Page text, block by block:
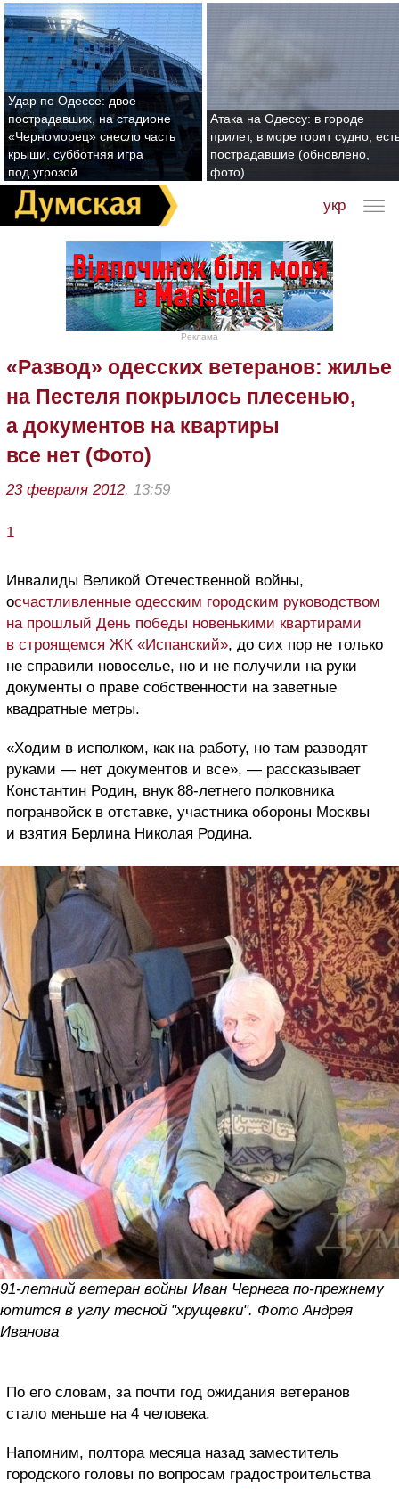
Удар по Одессе: двое
пострадавших, на стадионе
«Черноморец» снесло часть
крыши, субботняя игра
под угрозой
Атака на Одессу: в городе
прилет, в море горит судно,
пострадавшие (обновлено,
фото)
укр
Реклама
«Развод» одесских ветеранов: жилье
на Пестеля покрылось плесенью,
а документов на квартиры
все нет (Фото)
23 февраля 2012, 13:59
1
Инвалиды Великой Отечественной войны,
осчастливленные одесским городским руководством
на прошлый День победы новенькими квартирами
в строящемся ЖК «Испанский», до сих пор не только
не справили новоселье, но и не получили на руки
документы о праве собственности на заветные
квадратные метры.
«Ходим в исполком, как на работу, но там разводят
руками — нет документов и все», — рассказывает
Константин Родин, внук 88-летнего полковника
погранвойск в отставке, участника обороны Москвы
и взятия Берлина Николая Родина.
91-летний ветеран войны Иван Чернега по-прежнему
ютится в углу тесной "хрущевки". Фото Андрея
Иванова
По его словам, за почти год ожидания ветеранов
стало меньше на 4 человека.
Напомним, полтора месяца назад заместитель
городского головы по вопросам градостроительства